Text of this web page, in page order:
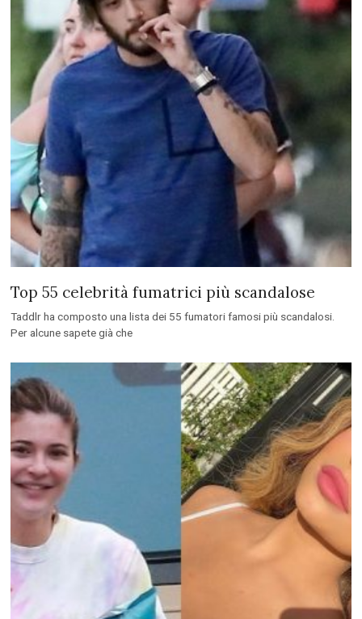
Top 55 celebrità fumatrici più scandalose
Taddlr ha composto una lista dei 55 fumatori famosi più scandalosi.
Per alcune sapete già che